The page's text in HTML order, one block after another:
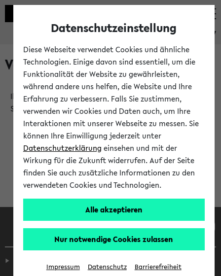
eKVV
Verlauf
Ihr Verlauf ist leer. Er wird sich im Verlauf Ihrer eKVV
Sitzung füllen.
Datenschutzeinstellung
Diese Webseite verwendet Cookies und ähnliche
Technologien. Einige davon sind essentiell, um die
Funktionalität der Website zu gewährleisten,
während andere uns helfen, die Website und Ihre
Erfahrung zu verbessern. Falls Sie zustimmen,
verwenden wir Cookies und Daten auch, um Ihre
Interaktionen mit unserer Webseite zu messen. Sie
können Ihre Einwilligung jederzeit unter
Datenschutzerklärung einsehen und mit der
Wirkung für die Zukunft widerrufen. Auf der Seite
finden Sie auch zusätzliche Informationen zu den
verwendeten Cookies und Technologien.
Alle akzeptieren
Nur notwendige Cookies zulassen
Impressum Datenschutz Barrierefreiheit